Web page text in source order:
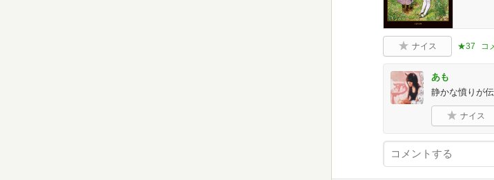
ナイス ★37 コ
あも
静かな憤りが
ナイス